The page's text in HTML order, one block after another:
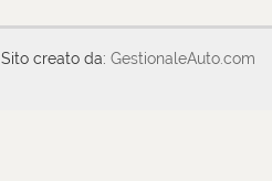
Sito creato da: GestionaleAuto.com